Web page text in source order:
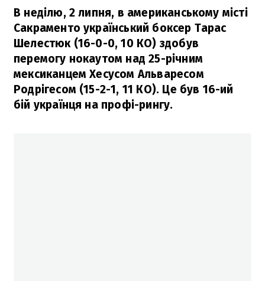
В неділю, 2 липня, в американському місті
Сакраменто український боксер Тарас
Шелестюк (16-0-0, 10 КО) здобув
перемогу нокаутом над 25-річним
мексиканцем Хесусом Альваресом
Родрігесом (15-2-1, 11 КО). Це був 16-ий
бій українця на профі-рингу.